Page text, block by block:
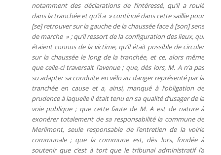
notamment des déclarations de l’intéressé, qu’il a roulé
dans la tranchée et qu’il a » continué dans cette sailliepour
[se] retrouver sur la gauche de la chaussée face à [son] sens
de marche » ; qu’il ressort de la configuration des lieux, qui
étaient connus de la victime, qu’il était possible de circuler
sur la chaussée le long de la tranchée, et ce, alors même
que celle-ci traversait l’avenue ; que, dès lors, M. A n’a pas
su adapter sa conduite en vélo au danger représenté par la
tranchée en cause et a, ainsi, manqué à l’obligation de
prudence à laquelle il était tenu en sa qualité d’usager de la
voie publique ; que cette faute de M. A est de nature à
exonérer totalement de sa responsabilité la commune de
Merlimont, seule responsable de l’entretien de la voirie
communale ; que la commune est, dès lors, fondée à
soutenir que c’est à tort que le tribunal administratif l’a